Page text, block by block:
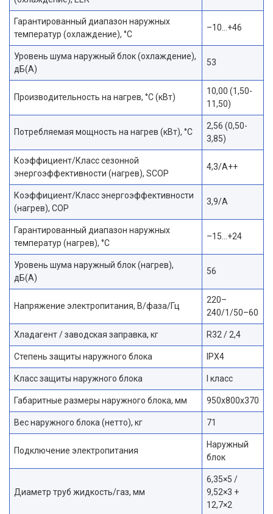
Гарантированный диапазон наружных
температур (охлаждение), °С
–10…+46
Уровень шума наружный блок (охлаждение),
дБ(А)
53
Производительность на нагрев, °С (кВт)
10,00 (1,50-
11,50)
Потребляемая мощность на нагрев (кВт), °С
2,56 (0,50-
3,85)
Коэффициент/Класс сезонной
энергоэффективности (нагрев), SCOP
4,3/A++
Коэффициент/Класс энергоэффективности
(нагрев), COP
3,9/A
Гарантированный диапазон наружных
температур (нагрев), °С
–15…+24
Уровень шума наружный блок (нагрев),
дБ(А)
56
Напряжение электропитания, В/фаза/Гц
220–
240/1/50–60
Хладагент / заводская заправка, кг R32 / 2,4
Степень защиты наружного блока IPX4
Класс защиты наружного блока I класс
Габаритные размеры наружного блока, мм 950x800x370
Вес наружного блока (нетто), кг 71
Подключение электропитания
Наружный
блок
Диаметр труб жидкость/газ, мм
6,35×5 /
9,52×3 +
12,7×2